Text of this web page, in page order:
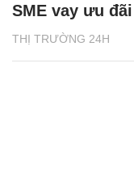
THỊ TRƯỜNG 24H
SME vay ưu đãi